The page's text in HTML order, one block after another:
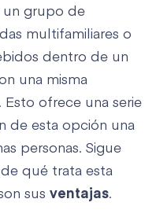
un grupo de
multifamiliares o
dentro de un
una misma
ofrece una serie
de esta opción una
personas. Sigue
qué trata esta
sus ventajas.